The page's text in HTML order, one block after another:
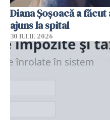
Diana Șoșoacă a
ajuns la spital
30 IULIE 2026